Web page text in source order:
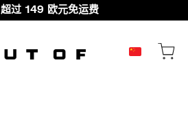
超过 149 欧元免运费